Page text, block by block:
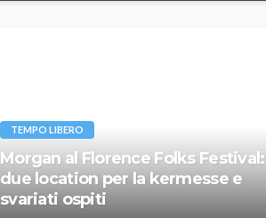
TEMPO LIBERO
Morgan al Florence Folks Festival:
due location per la kermesse e
svariati ospiti